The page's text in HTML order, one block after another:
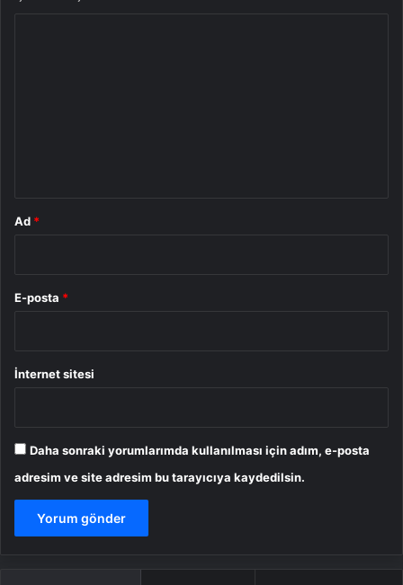
Ad *
E-posta *
İnternet sitesi
Daha sonraki yorumlarımda kullanılması için adım, e-posta
adresim ve site adresim bu tarayıcıya kaydedilsin.